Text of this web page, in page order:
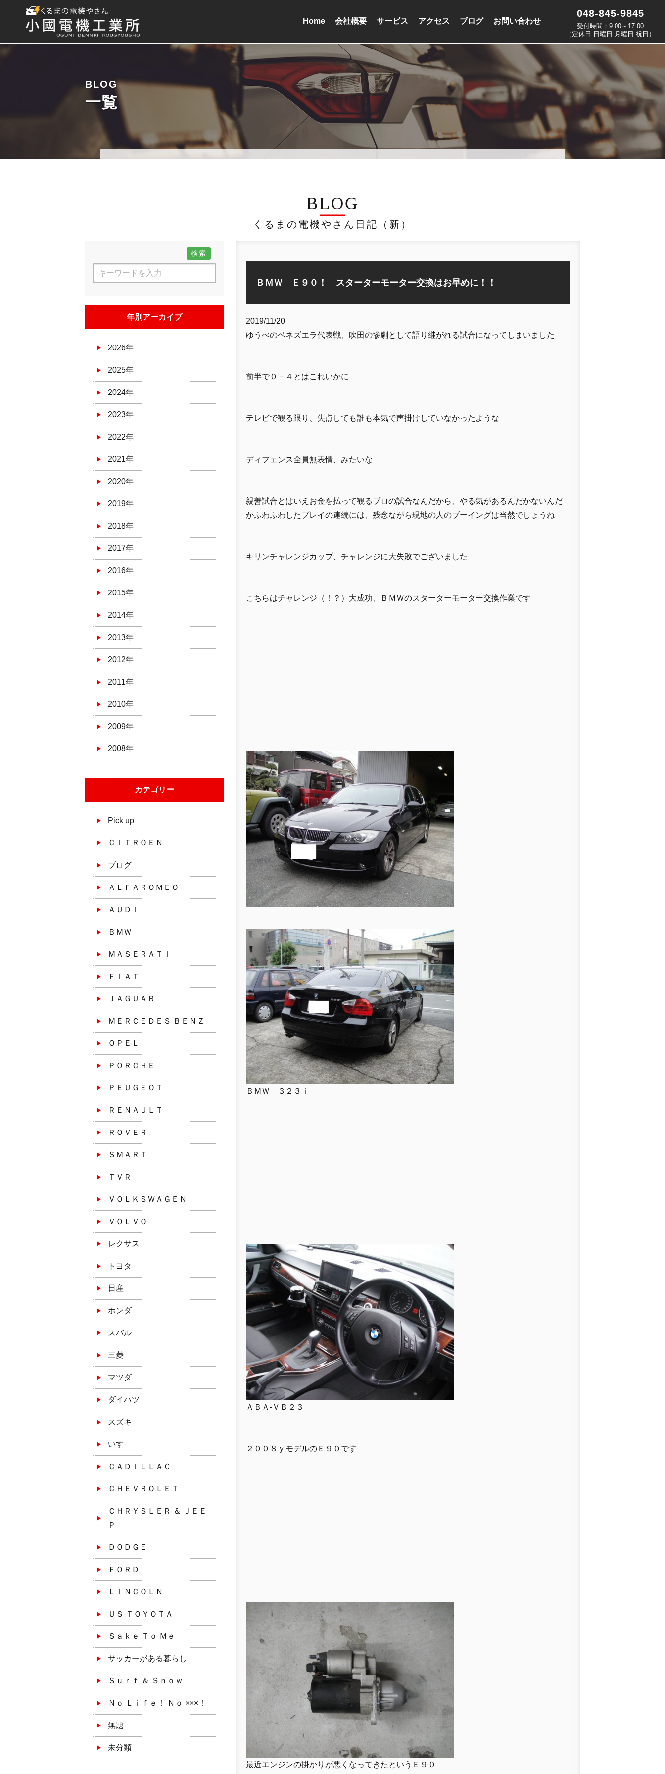
Home 会社概要 サービス アクセス ブログ お問い合わせ
048-845-9845
受付時間：9:00～17:00
（定休日:日曜日 月曜日 祝日）
BLOG
一覧
BLOG
くるまの電機やさん日記（新）
検索
年別アーカイブ
2026年
2025年
2024年
2023年
2022年
2021年
2020年
2019年
2018年
2017年
2016年
2015年
2014年
2013年
2012年
2011年
2010年
2009年
2008年
カテゴリー
Pick up
ＣＩＴＲＯＥＮ
ブログ
ＡＬＦＡＲＯＭＥＯ
ＡＵＤＩ
ＢＭＷ
ＭＡＳＥＲＡＴＩ
ＦＩＡＴ
ＪＡＧＵＡＲ
ＭＥＲＣＥＤＥＳ ＢＥＮＺ
ＯＰＥＬ
ＰＯＲＣＨＥ
ＰＥＵＧＥＯＴ
ＲＥＮＡＵＬＴ
ＲＯＶＥＲ
ＳＭＡＲＴ
ＴＶＲ
ＶＯＬＫＳＷＡＧＥＮ
ＶＯＬＶＯ
レクサス
トヨタ
日産
ホンダ
スバル
三菱
マツダ
ダイハツ
スズキ
いすゞ
ＣＡＤＩＬＬＡＣ
ＣＨＥＶＲＯＬＥＴ
ＣＨＲＹＳＬＥＲ ＆ ＪＥＥ
Ｐ
ＤＯＤＧＥ
ＦＯＲＤ
ＬＩＮＣＯＬＮ
ＵＳ ＴＯＹＯＴＡ
Ｓａｋｅ Ｔｏ Ｍｅ
サッカーがある暮らし
Ｓｕｒｆ ＆ Ｓｎｏｗ
Ｎｏ Ｌｉｆｅ！ Ｎｏ ×××！
無題
未分類
ＢＭＷ Ｅ９０！ スターターモーター交換はお早めに！！
2019/11/20
ゆうべのベネズエラ代表戦、吹田の惨劇として語り継がれる試合になってしまいました
前半で０－４とはこれいかに
テレビで観る限り、失点しても誰も本気で声掛けしていなかったような
ディフェンス全員無表情、みたいな
親善試合とはいえお金を払って観るプロの試合なんだから、やる気があるんだかないんだ
かふわふわしたプレイの連続には、残念ながら現地の人のブーイングは当然でしょうね
キリンチャレンジカップ、チャレンジに大失敗でございました
こちらはチャレンジ（！？）大成功、ＢＭＷのスターターモーター交換作業です
ＢＭＷ ３２３ｉ
ＡＢＡ-ＶＢ２３
２００８ｙモデルのＥ９０です
最近エンジンの掛かりが悪くなってきたというＥ９０